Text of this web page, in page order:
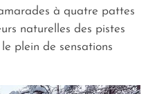
à quatre pattes
naturelles des pistes
plein de sensations